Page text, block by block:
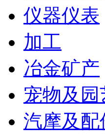
仪器仪表
加工
冶金矿产
宠物及园
汽摩及配